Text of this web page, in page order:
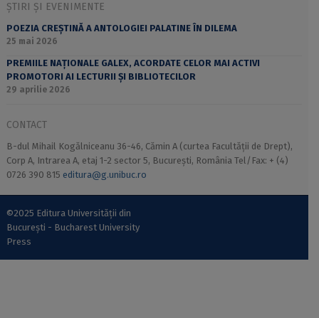
ȘTIRI ȘI EVENIMENTE
POEZIA CREȘTINĂ A ANTOLOGIEI PALATINE ÎN DILEMA
25 mai 2026
PREMIILE NAȚIONALE GALEX, ACORDATE CELOR MAI ACTIVI
PROMOTORI AI LECTURII ȘI BIBLIOTECILOR
29 aprilie 2026
CONTACT
B-dul Mihail Kogălniceanu 36-46, Cămin A (curtea Facultății de Drept),
Corp A, Intrarea A, etaj 1-2 sector 5, București, România Tel/Fax: + (4)
0726 390 815 editura@g.unibuc.ro
©2025 Editura Universității din
București - Bucharest University
Press